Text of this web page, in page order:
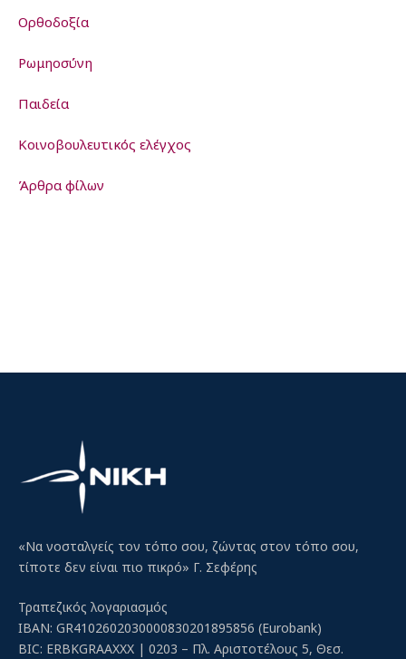
Ορθοδοξία
Ρωμηοσύνη
Παιδεία
Kοινοβουλευτικός ελέγχος
Άρθρα φίλων
«Να νοσταλγείς τον τόπο σου, ζώντας στον τόπο σου,
τίποτε δεν είναι πιο πικρό» Γ. Σεφέρης
Τραπεζικός λογαριασμός
IBAN: GR4102602030000830201895856 (Eurobank)
BIC: ERBKGRAAXXX | 0203 – Πλ. Αριστοτέλους 5, Θεσ.